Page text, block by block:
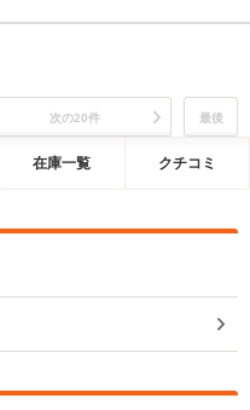
次の20件 最後
在庫一覧 クチコミ